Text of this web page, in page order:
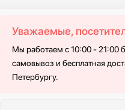
Уважаемые,
Мы работаем с 10:00 - 21:00
самовывоз и бесплатная
Петербургу.